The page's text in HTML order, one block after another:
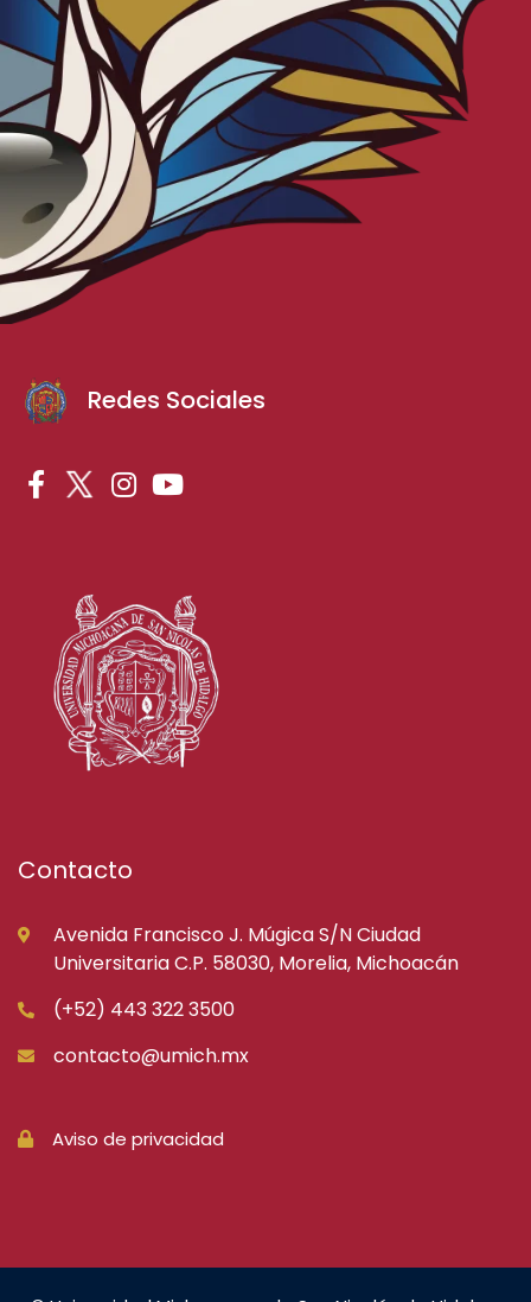
Redes Sociales
Contacto
Avenida Francisco J. Múgica S/N Ciudad
Universitaria C.P. 58030, Morelia, Michoacán
(+52) 443 322 3500
contacto@umich.mx
Aviso de privacidad